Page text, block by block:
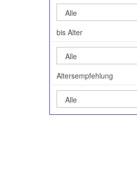
bis Alter
Altersempfehlung